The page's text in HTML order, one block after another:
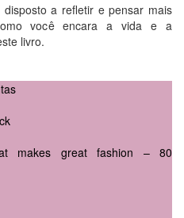
a refletir e pensar mais
você encara a vida e a
livro.
makes great fashion – 80